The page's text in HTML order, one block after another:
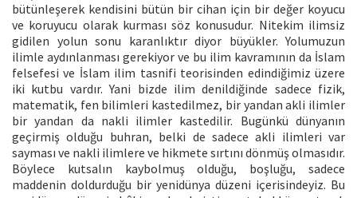
bütünleşerek kendisini bütün bir cihan için bir değer koyucu
ve koruyucu olarak kurması söz konusudur. Nitekim ilimsiz
gidilen yolun sonu karanlıktır diyor büyükler. Yolumuzun
ilimle aydınlanması gerekiyor ve bu ilim kavramının da İslam
felsefesi ve İslam ilim tasnifi teorisinden edindiğimiz üzere
iki kutbu vardır. Yani bizde ilim denildiğinde sadece fizik,
matematik, fen bilimleri kastedilmez, bir yandan akli ilimler
bir yandan da nakli ilimler kastedilir. Bugünkü dünyanın
geçirmiş olduğu buhran, belki de sadece akli ilimleri var
sayması ve nakli ilimlere ve hikmete sırtını dönmüş olmasıdır.
Böylece kutsalın kaybolmuş olduğu, boşluğu, sadece
maddenin doldurduğu bir yenidünya düzeni içerisindeyiz. Bu